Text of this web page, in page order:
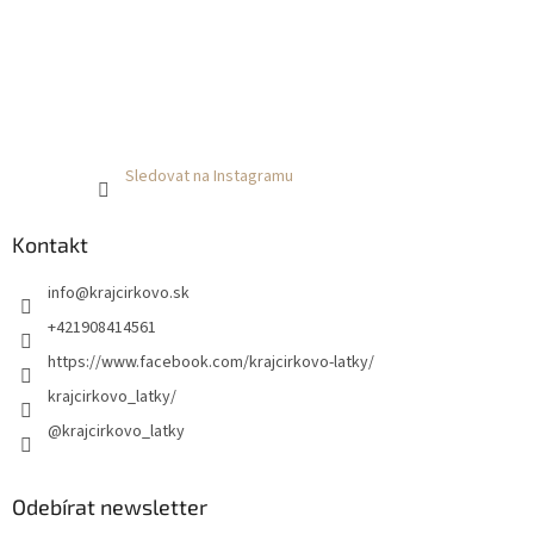
Sledovat na Instagramu
Kontakt
info@krajcirkovo.sk
+421908414561
https://www.facebook.com/krajcirkovo-latky/
krajcirkovo_latky/
@krajcirkovo_latky
Odebírat newsletter